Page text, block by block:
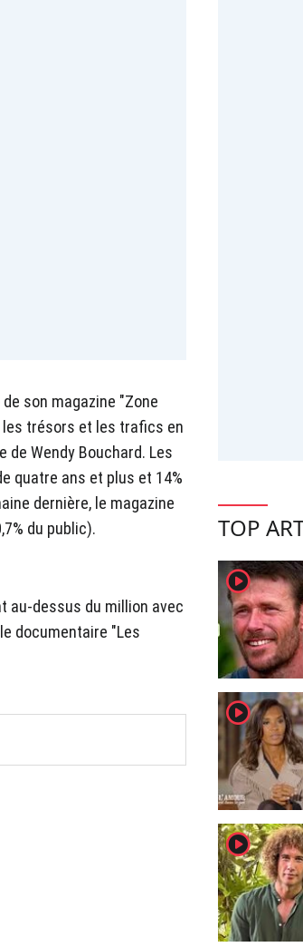
son magazine "Zone
les trésors et les trafics en
de Wendy Bouchard. Les
quatre ans et plus et 14%
dernière, le magazine
du public).
au-dessus du million avec
documentaire "Les
TOP
player2
player2
player2